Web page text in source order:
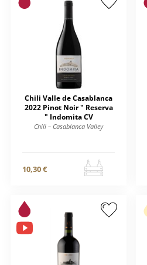
Chili Valle de Casablanca
2022 Pinot Noir " Reserva
" Indomita CV
Chili – Casablanca Valley
10,30 €